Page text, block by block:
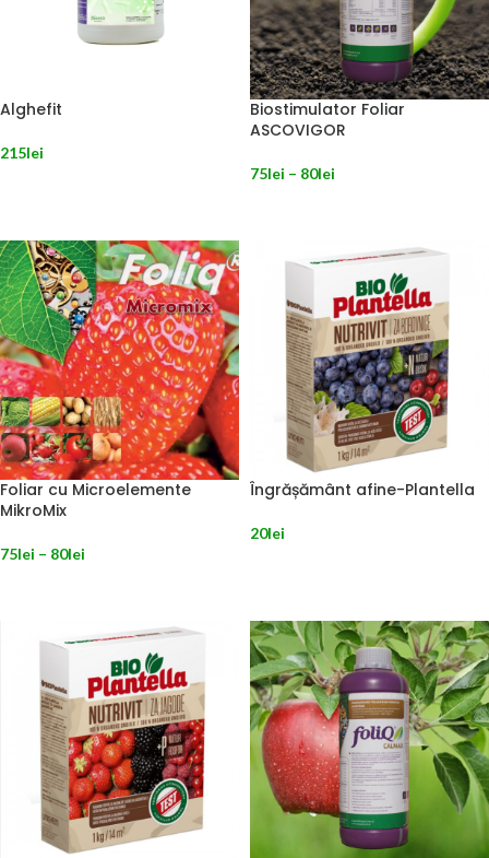
Alghefit
215lei
Biostimulator Foliar
ASCOVIGOR
75lei – 80lei
Foliar cu Microelemente
MikroMix
75lei – 80lei
Îngrășământ afine-Plantella
20lei